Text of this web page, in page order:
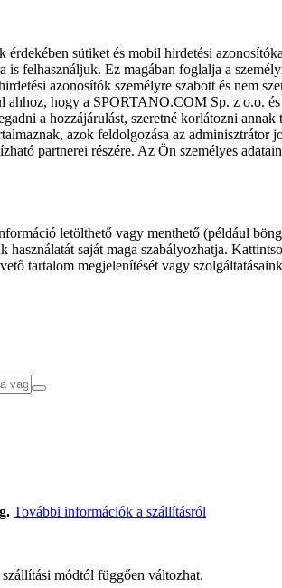
sütiket és mobil hirdetési
is felhasználjuk. Ez magában foglalja a
azonosítók személyre szabott és nem
hogy a SPORTANO.COM Sp. z o.o.
a hozzájárulást, szeretné korlátozni
azok feldolgozása az adminisztrátor
partnerei részére. Az Ön személyes
letölthető vagy menthető (például
saját maga szabályozhatja.
tartalom megjelenítését vagy
További információk a szállításról
módtól függően változhat.